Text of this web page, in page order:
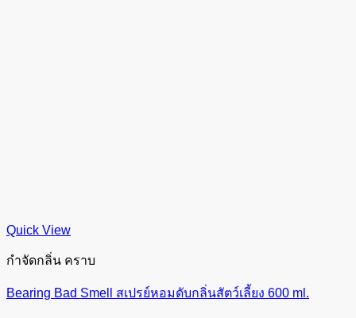
Quick View
กำจัดกลิ่น คราบ
Bearing Bad Smell สเปรย์หอมดับกลิ่นสัตว์เลี้ยง 600 ml.